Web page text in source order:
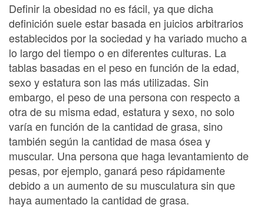
Definir la obesidad no es fácil, ya que dicha
definición suele estar basada en juicios arbitrarios
establecidos por la sociedad y ha variado mucho a
lo largo del tiempo o en diferentes culturas. La
tablas basadas en el peso en función de la edad,
sexo y estatura son las más utilizadas. Sin
embargo, el peso de una persona con respecto a
otra de su misma edad, estatura y sexo, no solo
varía en función de la cantidad de grasa, sino
también según la cantidad de masa ósea y
muscular. Una persona que haga levantamiento de
pesas, por ejemplo, ganará peso rápidamente
debido a un aumento de su musculatura sin que
haya aumentado la cantidad de grasa.